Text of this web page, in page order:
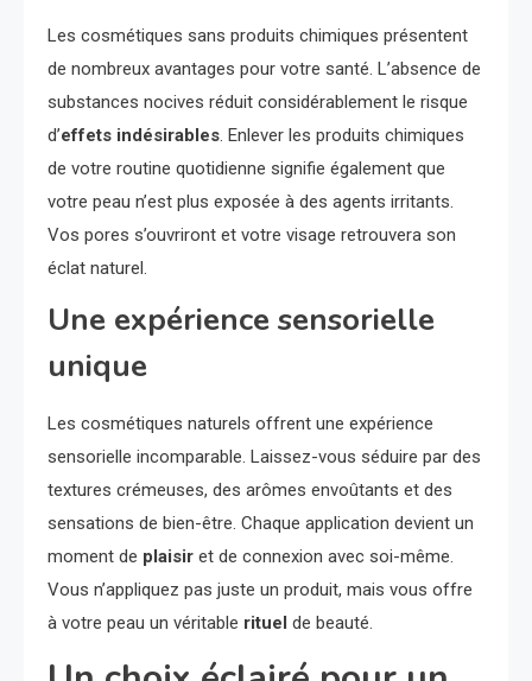
Les cosmétiques sans produits chimiques présentent
de nombreux avantages pour votre santé. L’absence de
substances nocives réduit considérablement le risque
d’effets indésirables. Enlever les produits chimiques
de votre routine quotidienne signifie également que
votre peau n’est plus exposée à des agents irritants.
Vos pores s’ouvriront et votre visage retrouvera son
éclat naturel.
Une expérience sensorielle
unique
Les cosmétiques naturels offrent une expérience
sensorielle incomparable. Laissez-vous séduire par des
textures crémeuses, des arômes envoûtants et des
sensations de bien-être. Chaque application devient un
moment de plaisir et de connexion avec soi-même.
Vous n’appliquez pas juste un produit, mais vous offre
à votre peau un véritable rituel de beauté.